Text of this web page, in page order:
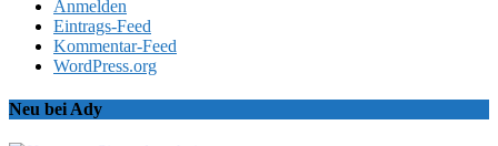
Anmelden
Eintrags-Feed
Kommentar-Feed
WordPress.org
Neu bei Ady